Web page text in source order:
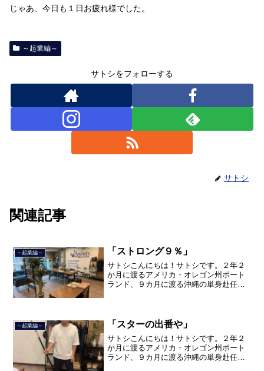
じゃあ、今日も１日お疲れ様でした。
～起業編～
サトシをフォローする
サトシ
関連記事
～起業編～ 「ストロング９％」
サトシこんにちは！サトシです。２年２
か月に渡るアメリカ・オレゴン州ポート
ランド、９カ月に渡る沖縄の単身赴任の
品川区南大井で不動産を主...
～起業編～ 「スターの出番や」
サトシこんにちは！サトシです。２年２
か月に渡るアメリカ・オレゴン州ポート
ランド、９カ月に渡る沖縄の単身赴任の